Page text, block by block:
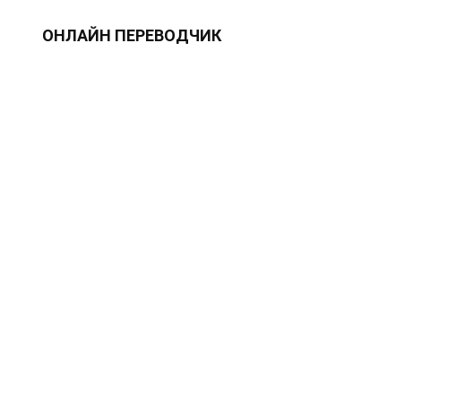
ОНЛАЙН ПЕРЕВОДЧИК